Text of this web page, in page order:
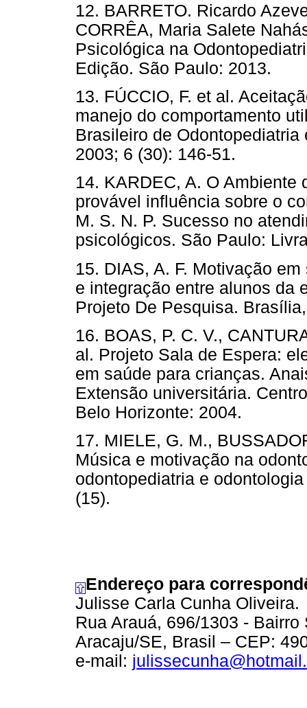
12. BARRETO. Ricardo
CORRÊA, Maria Salete
Psicológica na
Edição. São Paulo: 2013.
13. FÚCCIO, F. et al.
manejo do comportamento
Brasileiro de
2003; 6 (30): 146-51.
14. KARDEC, A. O
provável influência sobre o
M. S. N. P. Sucesso no
psicológicos. São Paulo:
15. DIAS, A. F. Motivação
e integração entre alunos da
Projeto De Pesquisa.
16. BOAS, P. C. V.,
al. Projeto Sala de Espera:
em saúde para crianças.
Extensão universitária.
Belo Horizonte: 2004.
17. MIELE, G. M.,
Música e motivação na
odontopediatria e
(15).
Endereço para
Julisse Carla Cunha Oliveira.
Rua Arauá, 696/1303 - Bairro
Aracaju/SE, Brasil – CEP:
e-mail: